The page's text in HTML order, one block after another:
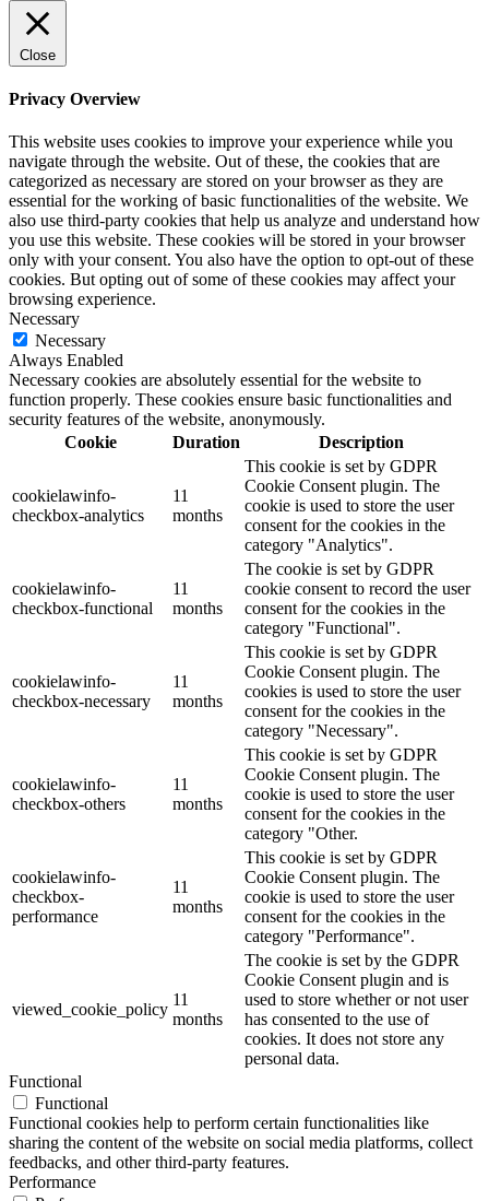
Close
Privacy Overview
This website uses cookies to improve your experience while you
navigate through the website. Out of these, the cookies that are
categorized as necessary are stored on your browser as they are
essential for the working of basic functionalities of the website. We
also use third-party cookies that help us analyze and understand how
you use this website. These cookies will be stored in your browser
only with your consent. You also have the option to opt-out of these
cookies. But opting out of some of these cookies may affect your
browsing experience.
Necessary
Necessary
Always Enabled
Necessary cookies are absolutely essential for the website to
function properly. These cookies ensure basic functionalities and
security features of the website, anonymously.
Cookie
Duration Description
cookielawinfo-
checkbox-analytics
11
months
This cookie is set by GDPR
Cookie Consent plugin. The
cookie is used to store the user
consent for the cookies in the
category "Analytics".
cookielawinfo-
checkbox-functional
11
months
The cookie is set by GDPR
cookie consent to record the user
consent for the cookies in the
category "Functional".
cookielawinfo-
checkbox-necessary
11
months
This cookie is set by GDPR
Cookie Consent plugin. The
cookies is used to store the user
consent for the cookies in the
category "Necessary".
cookielawinfo-
checkbox-others
11
months
This cookie is set by GDPR
Cookie Consent plugin. The
cookie is used to store the user
consent for the cookies in the
category "Other.
cookielawinfo-
checkbox-
performance
11
months
This cookie is set by GDPR
Cookie Consent plugin. The
cookie is used to store the user
consent for the cookies in the
category "Performance".
viewed_cookie_policy
11
months
The cookie is set by the GDPR
Cookie Consent plugin and is
used to store whether or not user
has consented to the use of
cookies. It does not store any
personal data.
Functional
Functional
Functional cookies help to perform certain functionalities like
sharing the content of the website on social media platforms, collect
feedbacks, and other third-party features.
Performance